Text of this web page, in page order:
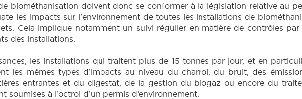
biométhanisation doivent donc se conformer à la législation relative au
les impacts sur l'environnement de toutes les installations de
Cela implique notamment un suivi régulier en matière de contrôles
des installations.
les installations qui traitent plus de 15 tonnes par jour, et en
les mêmes types d’impacts au niveau du charroi, du bruit, des
entrantes et du digestat, de la gestion du biogaz ou encore du
soumises à l’octroi d’un permis d’environnement.